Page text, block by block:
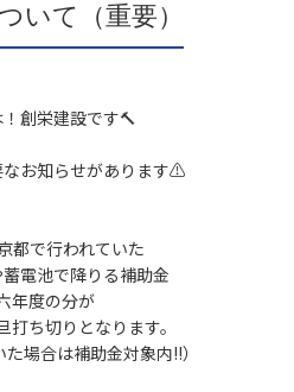
いて（重要）
創栄建設です🔨
お知らせがあります⚠️
都で行われていた
電池で降りる補助金
年度の分が
打ち切りとなります。
た場合は補助金対象内‼️）